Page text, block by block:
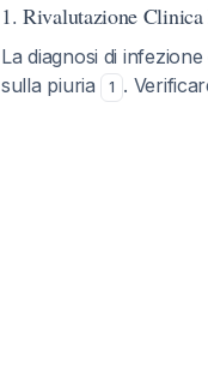
1. Rivalutazione
La diagnosi di
sulla piuria
1 .